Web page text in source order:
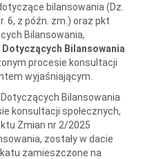
bilansowania (Dz.
6, z późn. zm.) oraz pkt
Bilansowania,
Dotyczących Bilansowania
procesie konsultacji
wyjaśniającym.
Bilansowania
konsultacji społecznych,
Zmian nr 2/2025
zostały w dacie
zamieszczone na